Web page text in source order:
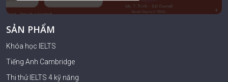
SẢN PHẨM
Khóa học IELTS
Tiếng Anh Cambridge
Thi thử IELTS 4 kỹ năng